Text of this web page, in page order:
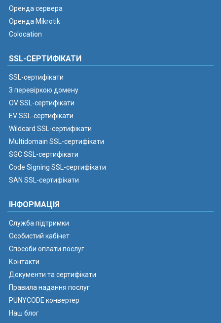
Оренда сервера
Оренда Mikrotik
Colocation
SSL-СЕРТИФІКАТИ
SSL-сертифікати
З перевіркою домену
OV SSL-сертифікати
EV SSL-сертифікати
Wildcard SSL-сертифікати
Multidomain SSL-сертифікати
SGC SSL-сертифікати
Code Signing SSL-сертифікати
SAN SSL-сертифікати
ІНФОРМАЦІЯ
Служба підтримки
Особистий кабінет
Способи оплати послуг
Контакти
Документи та сертифікати
Правила надання послуг
PUNYCODE конвертер
Наш блог